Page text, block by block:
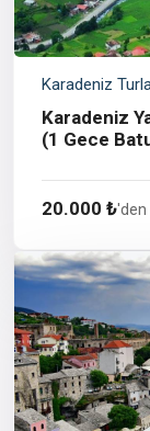
Karadeniz
Karadeniz
(1 Gece
20.000 ₺'den